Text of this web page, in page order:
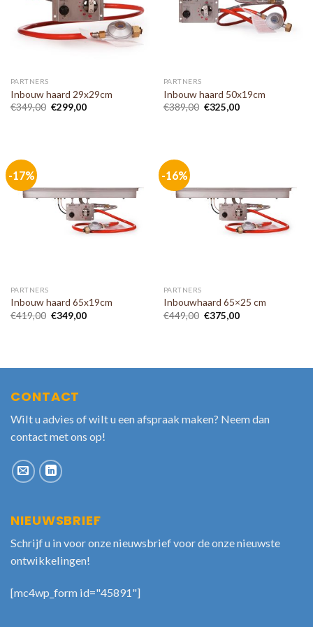
PARTNERS
Inbouw haard 29x29cm
€349,00 €299,00
PARTNERS
Inbouw haard 50x19cm
€389,00 €325,00
-17%
PARTNERS
Inbouw haard 65x19cm
€419,00 €349,00
-16%
PARTNERS
Inbouwhaard 65×25 cm
€449,00 €375,00
CONTACT
Wilt u advies of wilt u een afspraak maken? Neem dan
contact met ons op!
NIEUWSBRIEF
Schrijf u in voor onze nieuwsbrief voor de onze nieuwste
ontwikkelingen!
[mc4wp_form id="45891"]